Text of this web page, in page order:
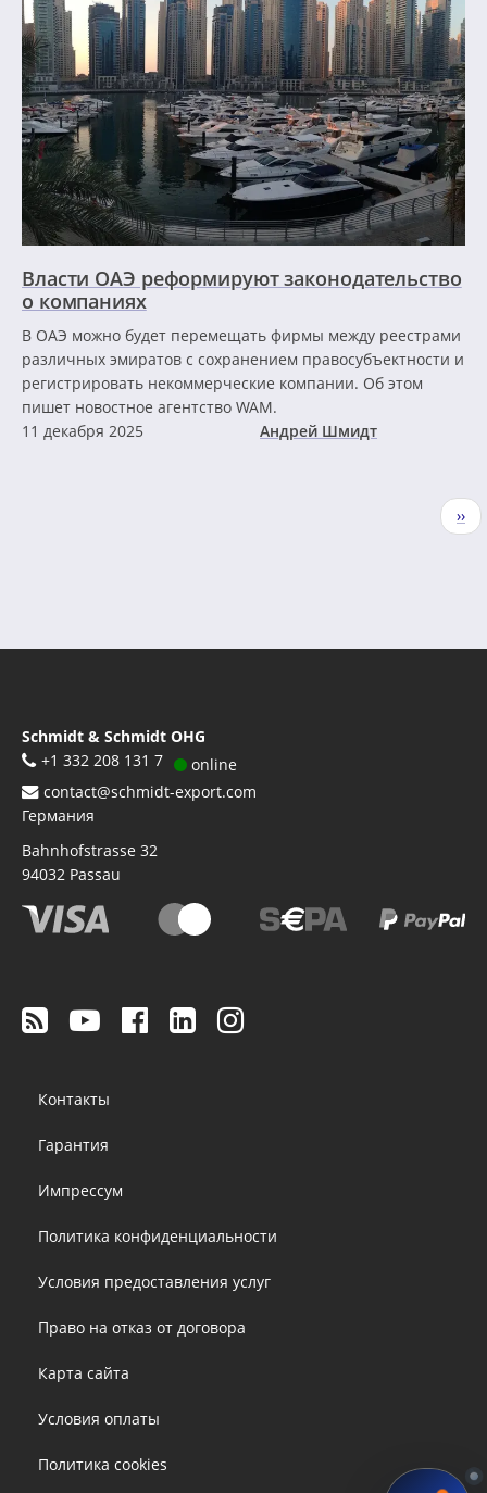
Власти ОАЭ реформируют законодательство
о компаниях
В ОАЭ можно будет перемещать фирмы между реестрами
различных эмиратов с сохранением правосубъектности и
регистрировать некоммерческие компании. Об этом
пишет новостное агентство WAM.
11 декабря 2025
Андрей Шмидт
››
Schmidt & Schmidt OHG
+1 332 208 131 7
online
contact@schmidt-export.com
Германия
Bahnhofstrasse 32
94032 Passau
menu
Контакты
Гарантия
Импрессум
Политика конфиденциальности
Условия предоставления услуг
Право на отказ от договора
Карта сайта
Условия оплаты
Политика cookies